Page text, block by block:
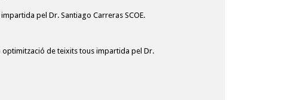
pel Dr. Santiago Carreras SCOE.
de teixits tous impartida pel Dr.